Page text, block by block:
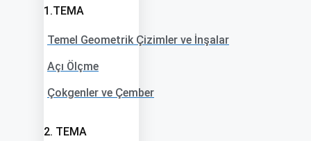
1.TEMA
Temel Geometrik Çizimler ve İnşalar
Açı Ölçme
Çokgenler ve Çember
2. TEMA